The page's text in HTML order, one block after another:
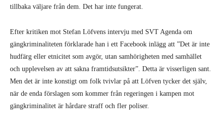
tillbaka väljare från dem. Det har inte fungerat.
Efter kritiken mot Stefan Löfvens intervju med SVT Agenda om
gängkriminalite­ten förklarade han i ett Face­book inlägg att ”Det är inte
hudfärg eller etnicitet som avgör, utan samhörigheten med samhället
och upplevel­sen av att sakna framtidsut­sikter”. Detta är visserligen sant.
Men det är inte konstigt om folk tvivlar på att Löfven tycker det själv,
när de enda förslagen som kommer från regeringen i kampen mot
gängkriminalitet är hårdare straff och fler poliser.